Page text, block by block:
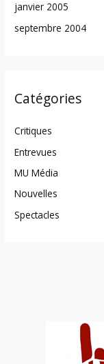
janvier 2005
septembre 2004
Catégories
Critiques
Entrevues
MU Média
Nouvelles
Spectacles